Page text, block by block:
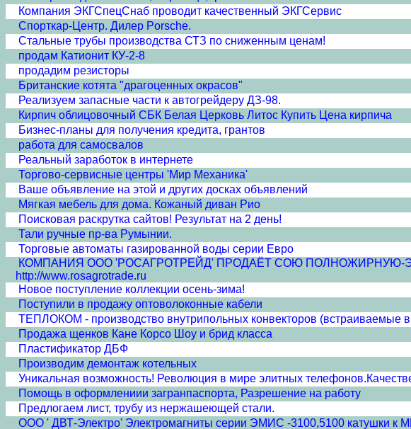
Компания ЭКГСпецСнаб проводит качественный ЭКГСервис
Спорткар-Центр. Дилер Porsche.
Стальные трубы производства СТЗ по сниженным ценам!
продам Катионит КУ-2-8
продадим резисторы
Британские котята "драгоценных окрасов"
Реализуем запасные части к автогрейдеру ДЗ-98.
Кирпич облицовочный СБК Белая Церковь Литос Купить Цена кирпича
Бизнес-планы для получения кредита, грантов
работа для самосвалов
Реальный заработок в интернете
Торгово-сервисные центры 'Мир Механика'
Ваше объявление на этой и других досках объявлений
Мягкая мебель для дома. Кожаный диван Рио
Поисковая раскрутка сайтов! Результат на 2 день!
Тали ручные пр-ва Румынии.
Торговые автоматы газированной воды серии Евро
КОМПАНИЯ ООО 'РОСАГРОТРЕЙД' ПРОДАЁТ СОЮ ПОЛНОЖИРНУЮ-
http://www.rosagrotrade.ru
Новое поступление коллекции осень-зима!
Поступили в продажу оптоволоконные кабели
ТЕПЛОКОМ - производство внутрипольных конвекторов (встраиваемые
Продажа щенков Кане Корсо Шоу и брид класса
Пластификатор ДБФ
Производим демонтаж котельных
Уникальная возможность! Революция в мире элитных
Помощь в оформлениии загранпаспорта, Разрешение на работу
Предлогаем лист, трубу из нержашеющей стали.
ООО ' ДВТ-Электро' Электромагниты серии ЭМИС -3100,5100 катушки